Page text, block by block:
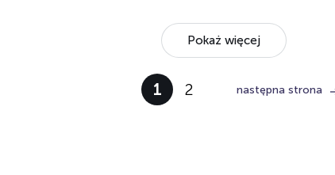
Pokaż więcej
1 2 następna strona